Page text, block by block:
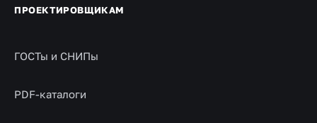
ПРОЕКТИРОВЩИКАМ
ГОСТы и СНИПы
PDF-каталоги